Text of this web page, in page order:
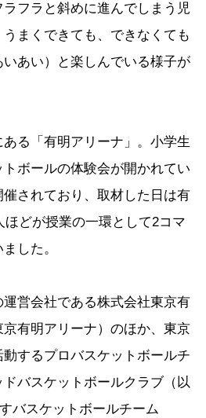
フラと斜めに進んでしまう児
まくできても、できなくても
あい）と楽しんでいる様子が
る「有明アリーナ」。小学生
ボールの体験会が開かれてい
されており、取材した日は有
ほどが授業の一環として2コマ
した。
営会社である株式会社東京有
有明アリーナ）のほか、東京
するプロバスケットボールチ
バスケットボールクラブ（以
バスケットボールチーム